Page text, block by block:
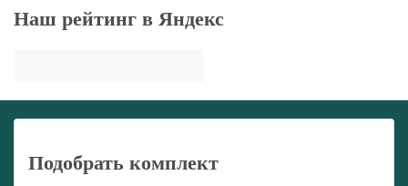
Наш рейтинг в Яндекс
Подобрать комплект